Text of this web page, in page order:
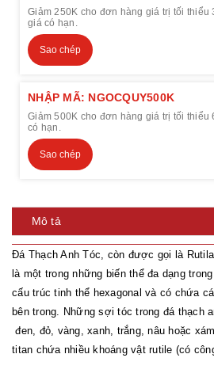
Giảm 250K cho đơn hàng giá trị tối thiểu
giá có hạn.
Sao chép
NHẬP MÃ: NGOCQUY500K
Giảm 500K cho đơn hàng giá trị tối thiểu
có hạn.
Sao chép
Mô tả
Đá Thạch Anh Tóc, còn được gọi là
là một trong những biến thể đa dạng
cấu trúc tinh thể hexagonal và có chứa
bên trong. Những sợi tóc trong đá thạch
đen, đỏ, vàng, xanh, trắng, nâu hoặc
titan chứa nhiều khoáng vật rutile (có